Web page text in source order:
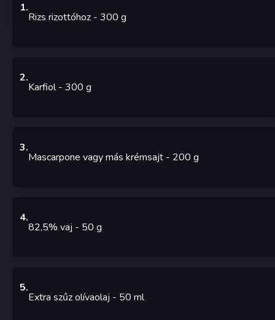
1.
Rizs rizottóhoz - 300 g
2.
Karfiol- 300 g
3.
Mascarpone vagy más krémsajt - 200 g
4.
82,5% vaj - 50 g
5.
Extra szűz olívaolaj - 50 ml